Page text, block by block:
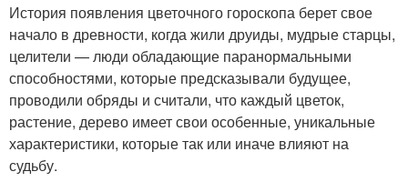
История появления цветочного гороскопа берет свое
начало в древности, когда жили друиды, мудрые старцы,
целители — люди обладающие паранормальными
способностями, которые предсказывали будущее,
проводили обряды и считали, что каждый цветок,
растение, дерево имеет свои особенные, уникальные
характеристики, которые так или иначе влияют на
судьбу.